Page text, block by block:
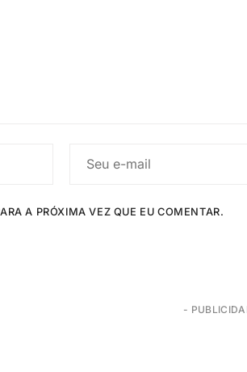
A PRÓXIMA VEZ QUE EU COMENTAR.
-